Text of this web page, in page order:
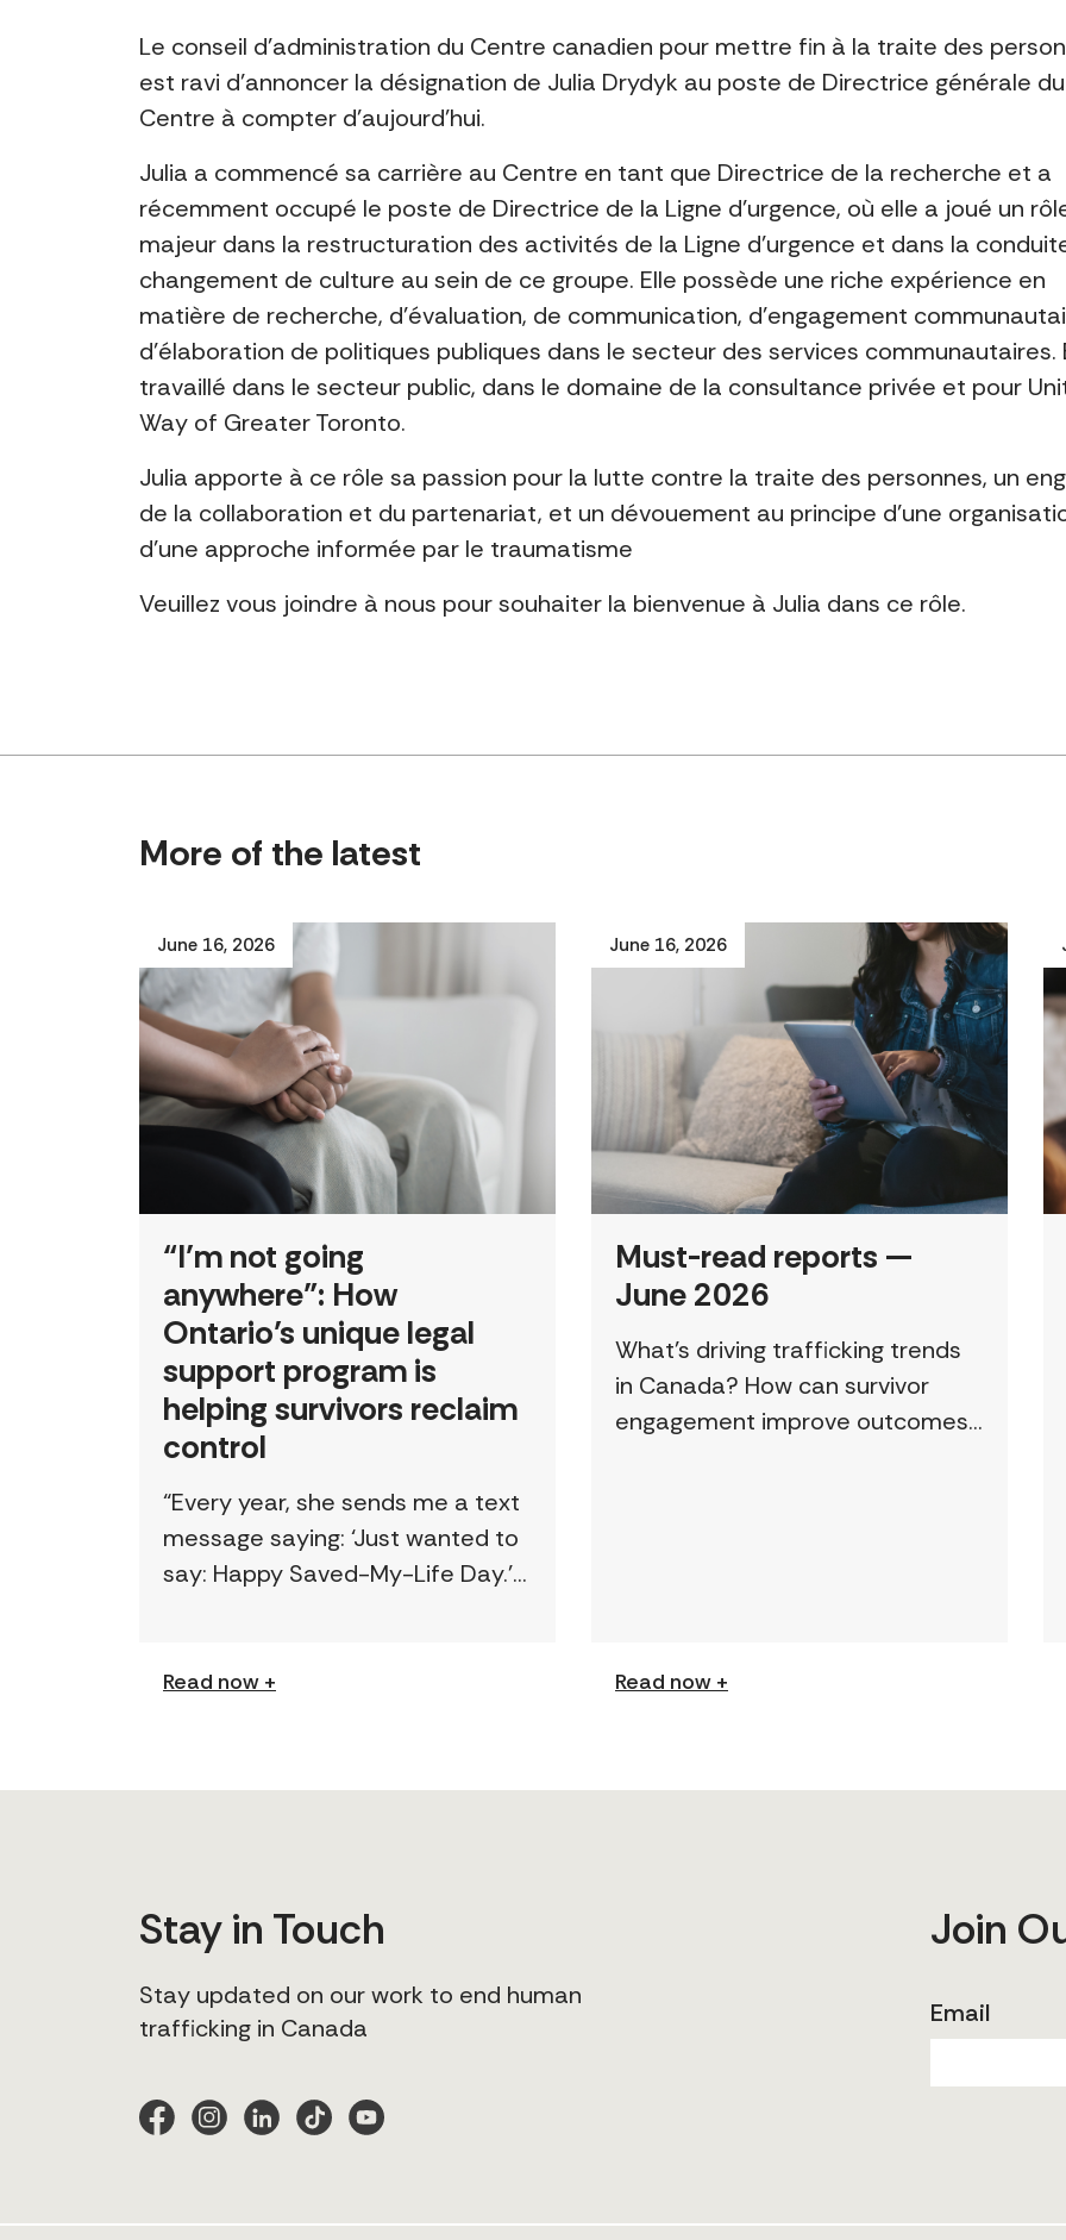
Le conseil d’administration du Centre canadien pour mettre fin à la traite des
est ravi d’annoncer la désignation de Julia Drydyk au poste de Directrice générale du
Centre à compter d’aujourd’hui.
Julia a commencé sa carrière au Centre en tant que Directrice de la recherche et a
récemment occupé le poste de Directrice de la Ligne d’urgence, où elle a joué un
majeur dans la restructuration des activités de la Ligne d’urgence et dans la
changement de culture au sein de ce groupe. Elle possède une riche expérience en
matière de recherche, d’évaluation, de communication, d’engagement
d’élaboration de politiques publiques dans le secteur des services communautaires.
travaillé dans le secteur public, dans le domaine de la consultance privée et pour
Way of Greater Toronto.
Julia apporte à ce rôle sa passion pour la lutte contre la traite des personnes, un
de la collaboration et du partenariat, et un dévouement au principe d’une
d’une approche informée par le traumatisme
Veuillez vous joindre à nous pour souhaiter la bienvenue à Julia dans ce rôle.
More of the latest
June 16, 2026
“I’m not going
anywhere”: How
Ontario’s unique legal
support program is
helping survivors reclaim
control
“Every year, she sends me a text
message saying: ‘Just wanted to
say: Happy Saved-My-Life Day.’”
survivor, […]
Read now +
June 16, 2026
Must-read reports —
June 2026
What’s driving trafficking trends
in Canada? How can survivor
engagement improve outcomes?
Read now +
Stay in Touch
Stay updated on our work to end human
trafficking in Canada
Join
Email